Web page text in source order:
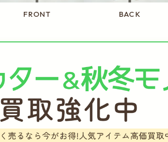
FRONT BACK